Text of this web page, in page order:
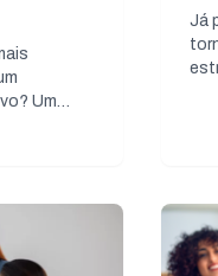
Um…
Já